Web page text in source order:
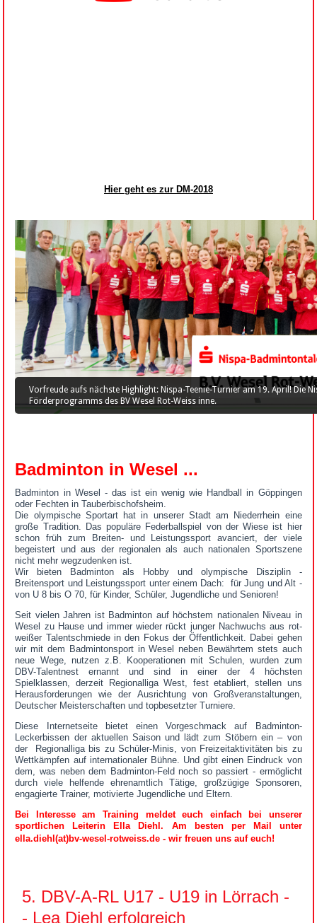
Hier geht es zur DM-2018
Vorfreude aufs nächste Highlight: Nispa-Teenie-Turnier am 19. April! Die
Förderprogramms des BV Wesel Rot-Weiss inne.
Badminton in Wesel ...
Badminton in Wesel - das ist ein wenig wie Handball in Göppingen
oder Fechten in Tauberbischofsheim.
Die olympische Sportart hat in unserer Stadt am Niederrhein eine
große Tradition. Das populäre Federballspiel von der Wiese ist hier
schon früh zum Breiten- und Leistungssport avanciert, der viele
begeistert und aus der regionalen als auch nationalen Sportszene
nicht mehr wegzudenken ist.
Wir bieten Badminton als Hobby und olympische Disziplin -
Breitensport und Leistungssport unter einem Dach: für Jung und Alt -
von U 8 bis O 70, für Kinder, Schüler, Jugendliche und Senioren!
Seit vielen Jahren ist Badminton auf höchstem nationalen Niveau in
Wesel zu Hause und immer wieder rückt junger Nachwuchs aus rot-
weißer Talentschmiede in den Fokus der Öffentlichkeit. Dabei gehen
wir mit dem Badmintonsport in Wesel neben Bewährtem stets auch
neue Wege, nutzen z.B. Kooperationen mit Schulen, wurden zum
DBV-Talentnest ernannt und sind in einer der 4 höchsten
Spielklassen, derzeit Regionalliga West, fest etabliert, stellen uns
Herausforderungen wie der Ausrichtung von Großveranstaltungen,
Deutscher Meisterschaften und topbesetzter Turniere.
Diese Internetseite bietet einen Vorgeschmack auf Badminton-
Leckerbissen der aktuellen Saison und lädt zum Stöbern ein – von
der Regionalliga bis zu Schüler-Minis, von Freizeitaktivitäten bis zu
Wettkämpfen auf internationaler Bühne. Und gibt einen Eindruck von
dem, was neben dem Badminton-Feld noch so passiert - ermöglicht
durch viele helfende ehrenamtlich Tätige, großzügige Sponsoren,
engagierte Trainer, motivierte Jugendliche und Eltern.
Bei Interesse am Training meldet euch einfach bei unserer
sportlichen Leiterin Ella Diehl. Am besten per Mail unter
ella.diehl(at)bv-wesel-rotweiss.de - wir freuen uns auf euch!
5. DBV-A-RL U17 - U19 in Lörrach -
- Lea Diehl erfolgreich